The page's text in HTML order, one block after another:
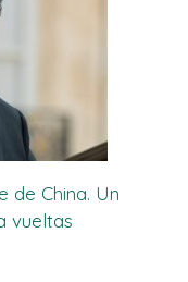
de China. Un
vueltas